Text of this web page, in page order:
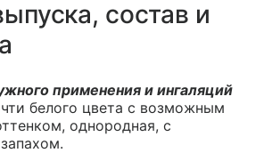
состав и
применения и ингаляций
белого цвета с возможным
однородная, с